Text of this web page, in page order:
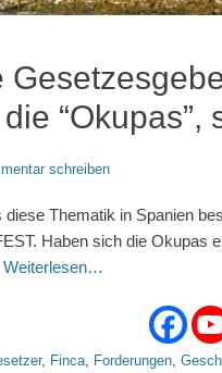
“Okupas”,
schreiben
Thematik in Spanien
Haben sich die Okupas
Weiterlesen…
, Finca, Forderungen,